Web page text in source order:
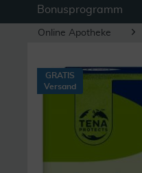
Bonusprogramm
Online Apotheke
GRATIS
Versand